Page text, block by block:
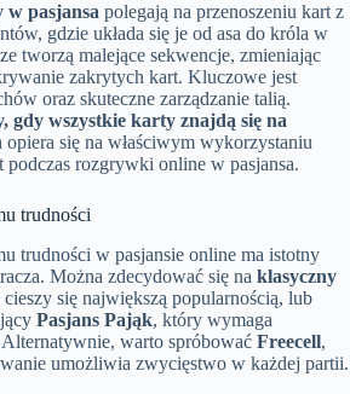
w pasjansa polegają na przenoszeniu kart z
gdzie układa się je od asa do króla w
tworzą malejące sekwencje, zmieniając
zakrytych kart. Kluczowe jest
oraz skuteczne zarządzanie talią.
gdy wszystkie karty znajdą się na
opiera się na właściwym wykorzystaniu
rozgrywki online w pasjansa.
trudności
trudności w pasjansie online ma istotny
Można zdecydować się na klasyczny
się największą popularnością, lub
Pasjans Pająk, który wymaga
warto spróbować Freecell,
umożliwia zwycięstwo w każdej partii.